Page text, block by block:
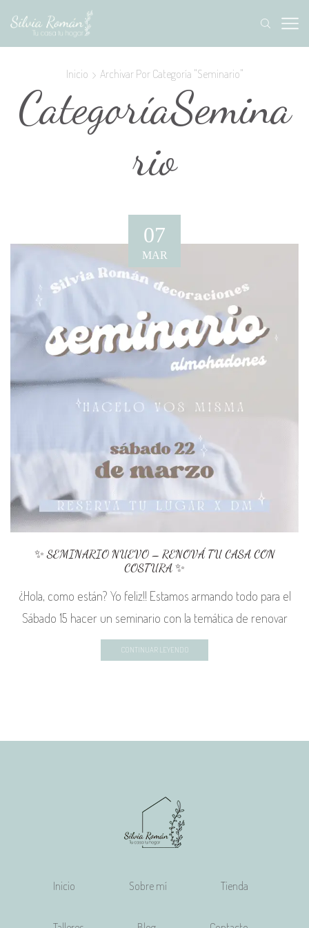
Inicio Archivar Por Categoría "Seminario"
CategoríaSemina
rio
07
MAR
✨ SEMINARIO NUEVO – RENOVÁ TU CASA CON
COSTURA ✨
¿Hola, como están? Yo feliz!! Estamos armando todo para el
Sábado 15 hacer un seminario con la temática de renovar
CONTINUAR LEYENDO
Inicio Sobre mí Tienda